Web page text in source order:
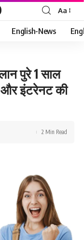
Font
Resizer
Aa
English-News
पुरे 1 साल
इंटरेनट की
2 Min Read